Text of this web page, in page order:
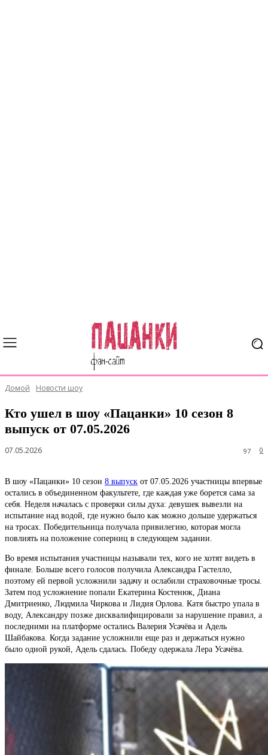
Домой Новости шоу
Кто ушел в шоу «Пацанки» 10 сезон 8
выпуск от 07.05.2026
07.05.2026 0
97
В шоу «Пацанки» 10 сезон 8 выпуск от 07.05.2026 участницы впервые
остались в объединенном факультете, где каждая уже борется сама за
себя. Неделя началась с проверки силы духа: девушек вывезли на
испытание над водой, где нужно было как можно дольше удержаться
на тросах. Победительница получала привилегию, которая могла
повлиять на положение соперниц в следующем задании.
Во время испытания участницы называли тех, кого не хотят видеть в
финале. Больше всего голосов получила Александра Гастелло,
поэтому ей первой усложнили задачу и ослабили страховочные тросы.
Затем под усложнение попали Екатерина Костенюк, Диана
Дмитриенко, Людмила Чиркова и Лидия Орлова. Катя быстро упала в
воду, Александру позже дисквалифицировали за нарушение правил, а
последними на платформе остались Валерия Усачёва и Адель
Шайбакова. Когда задание усложнили еще раз и держаться нужно
было одной рукой, Адель сдалась. Победу одержала Лера Усачёва.